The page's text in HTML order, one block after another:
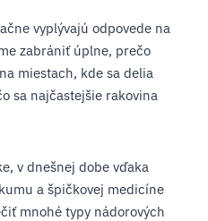
vyplývajú odpovede na
zabrániť úplne, prečo
miestach, kde sa delia
sa najčastejšie rakovina
v dnešnej dobe vďaka
a špičkovej medicíne
mnohé typy nádorových